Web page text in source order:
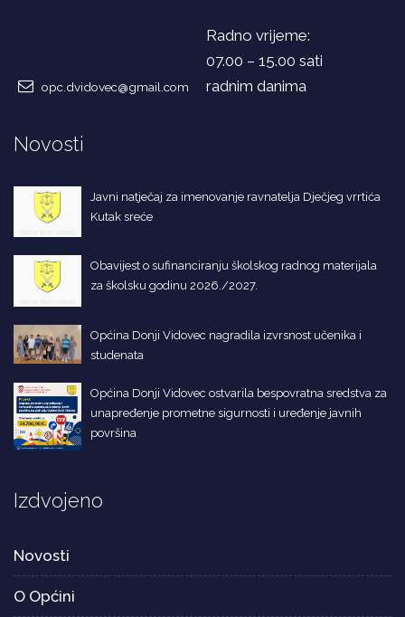
opc.dvidovec@gmail.com
Radno vrijeme:
07.00 – 15.00 sati
radnim danima
Novosti
Javni natječaj za imenovanje ravnatelja Dječjeg vrrtića
Kutak sreće
Obavijest o sufinanciranju školskog radnog materijala
za školsku godinu 2026./2027.
Općina Donji Vidovec nagradila izvrsnost učenika i
studenata
Općina Donji Vidovec ostvarila bespovratna sredstva za
unapređenje prometne sigurnosti i uređenje javnih
površina
Izdvojeno
Novosti
O Općini